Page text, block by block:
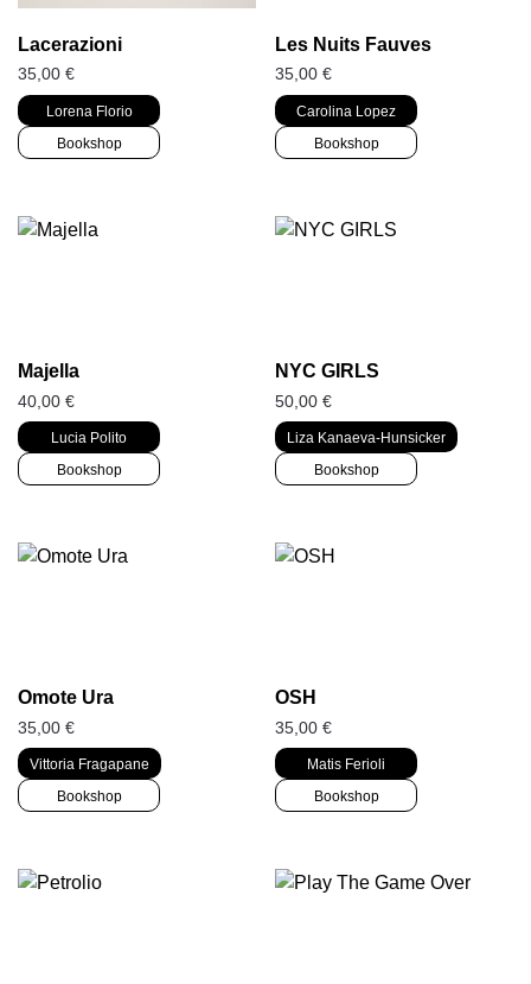
Lacerazioni
35,00 €
Lorena Florio
Bookshop
Les Nuits Fauves
35,00€
Carolina Lopez
Bookshop
Majella
40,00 €
Lucia Polito
Bookshop
NYC GIRLS
50,00€
Liza Kanaeva-Hunsicker
Bookshop
Omote Ura
35,00 €
Vittoria Fragapane
Bookshop
OSH
35,00€
Matis Ferioli
Bookshop